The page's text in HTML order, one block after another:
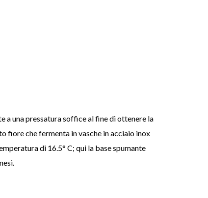
a una pressatura soffice al fine di ottenere la
fiore che fermenta in vasche in acciaio inox
di 16.5° C; qui la base spumante